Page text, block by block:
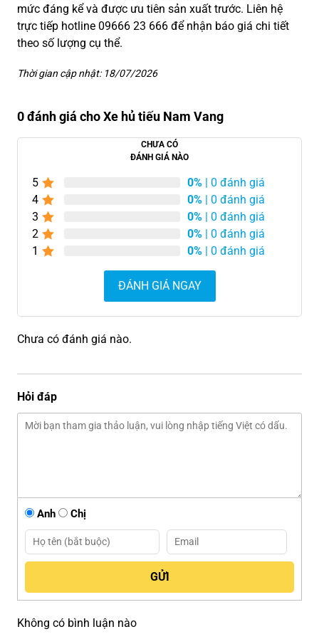
mức đáng kể và được ưu tiên sản xuất trước. Liên hệ
trực tiếp hotline 09666 23 666 để nhận báo giá chi tiết
theo số lượng cụ thể.
Thời gian cập nhật: 18/07/2026
0 đánh giá cho Xe hủ tiếu Nam Vang
CHƯA CÓ
ĐÁNH GIÁ NÀO
5 0% | 0 đánh giá
4
0% | 0 đánh giá
3
0% | 0 đánh giá
2
0% | 0 đánh giá
1
0% | 0 đánh giá
ĐÁNH GIÁ NGAY
Chưa có đánh giá nào.
Hỏi đáp
Anh Chị
Không có bình luận nào